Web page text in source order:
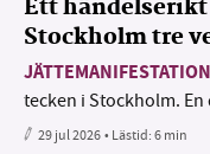
Ett
Stockholm tre
JÄTTEMANIFESTATION
tecken i Stockholm. En
29 jul 2026• Lästid:6 min